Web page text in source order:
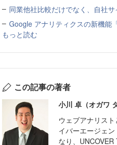
同業他社比較だけでなく、自社
Google アナリティクスの新機能
もっと読む
この記事の著者
小川 卓（オガワ
ウェブアナリス
イバーエージェ
なり、